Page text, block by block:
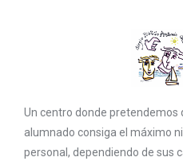
Un centro donde pretendemos
alumnado consiga el máximo
personal, dependiendo de sus